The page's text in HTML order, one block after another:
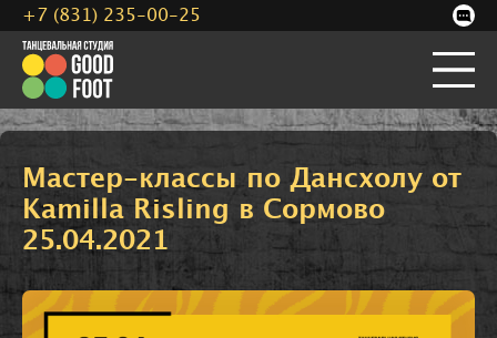
Мастер-классы по Дансхолу от
Kamilla Risling в Сормово
25.04.2021
+7 (831) 235-00-25